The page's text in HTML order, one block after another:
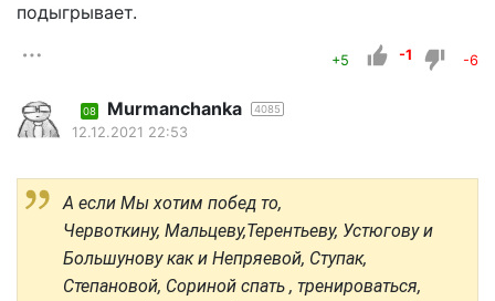
подыгрывает.
+5 -1 -6
08 Murmanchanka 4085
12.12.2021 22:53
А если Мы хотим побед то,
Червоткину, Мальцеву,Терентьеву, Устюгову и
Большунову как и Непряевой, Ступак,
Степановой, Сориной спать , тренироваться,